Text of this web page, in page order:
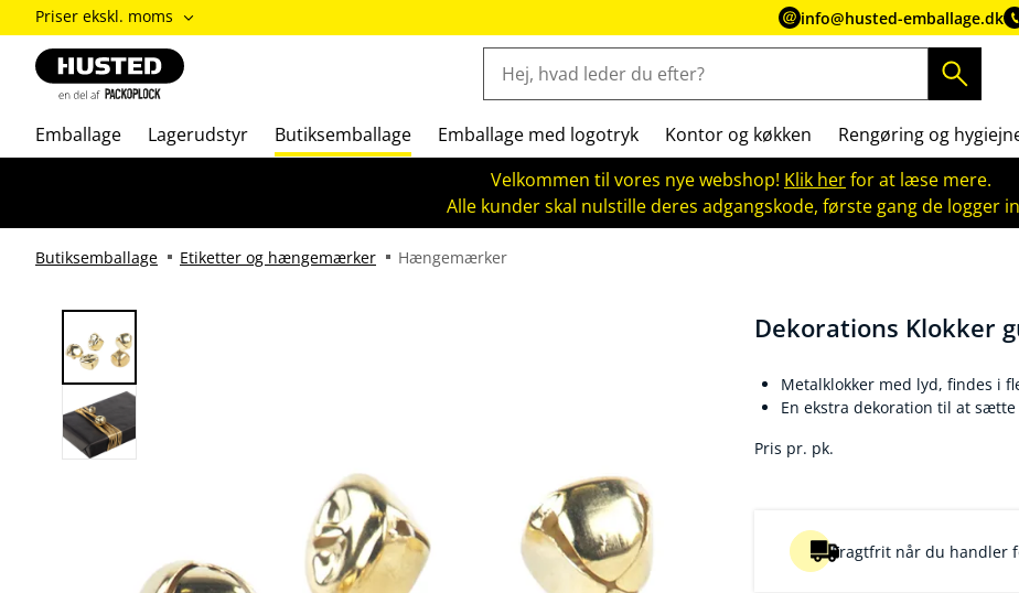
ændre
Priser
inkl.
moms
Priser
ekskl.
Priser ekskl. moms info@husted-emballage.dk
Emballage Lagerudstyr Butiksemballage Emballage med logotryk Kontor og køkken Rengøring og
Velkommen til vores nye webshop! Klik herfor at læse mere.
Alle kunder skal nulstille deres adgangskode, første gang de logger
Butiksemballage Etiketter og hængemærker Hængemærker
Dekorations Klokker
Metalklokker med lyd, findes i
En ekstra dekoration til at
Pris pr. pk.
Fragtfrit når du handler